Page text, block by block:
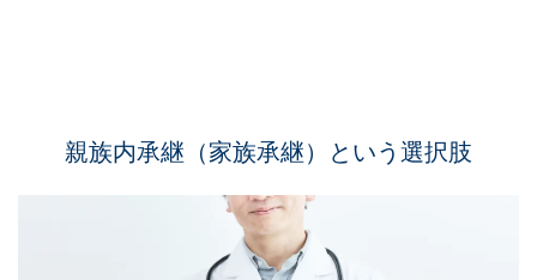
親族内承継（家族承継）という選択肢